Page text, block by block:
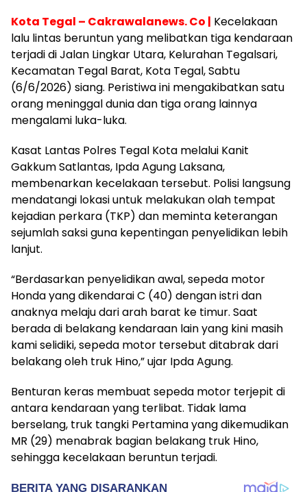
Kota Tegal – Cakrawalanews. Co | Kecelakaan
lalu lintas beruntun yang melibatkan tiga kendaraan
terjadi di Jalan Lingkar Utara, Kelurahan Tegalsari,
Kecamatan Tegal Barat, Kota Tegal, Sabtu
(6/6/2026) siang. Peristiwa ini mengakibatkan satu
orang meninggal dunia dan tiga orang lainnya
mengalami luka-luka.
Kasat Lantas Polres Tegal Kota melalui Kanit
Gakkum Satlantas, Ipda Agung Laksana,
membenarkan kecelakaan tersebut. Polisi langsung
mendatangi lokasi untuk melakukan olah tempat
kejadian perkara (TKP) dan meminta keterangan
sejumlah saksi guna kepentingan penyelidikan lebih
lanjut.
“Berdasarkan penyelidikan awal, sepeda motor
Honda yang dikendarai C (40) dengan istri dan
anaknya melaju dari arah barat ke timur. Saat
berada di belakang kendaraan lain yang kini masih
kami selidiki, sepeda motor tersebut ditabrak dari
belakang oleh truk Hino,” ujar Ipda Agung.
Benturan keras membuat sepeda motor terjepit di
antara kendaraan yang terlibat. Tidak lama
berselang, truk tangki Pertamina yang dikemudikan
MR (29) menabrak bagian belakang truk Hino,
sehingga kecelakaan beruntun terjadi.